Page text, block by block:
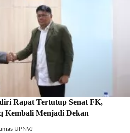
Rapat Tertutup Senat FK,
Kembali Menjadi Dekan
UPNVJ